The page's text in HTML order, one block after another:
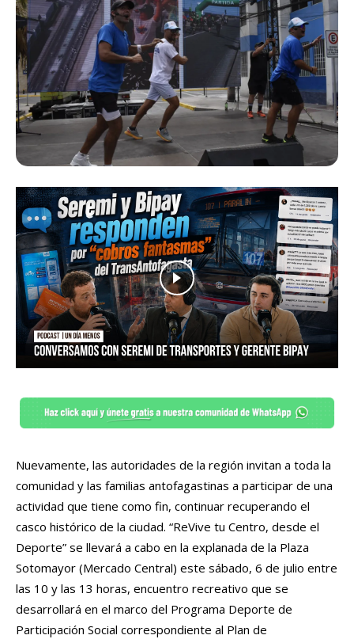
Nuevamente, las autoridades de la región invitan a toda la
comunidad y las familias antofagastinas a participar de una
actividad que tiene como fin, continuar recuperando el
casco histórico de la ciudad. “ReVive tu Centro, desde el
Deporte” se llevará a cabo en la explanada de la Plaza
Sotomayor (Mercado Central) este sábado, 6 de julio entre
las 10 y las 13 horas, encuentro recreativo que se
desarrollará en el marco del Programa Deporte de
Participación Social correspondiente al Plan de